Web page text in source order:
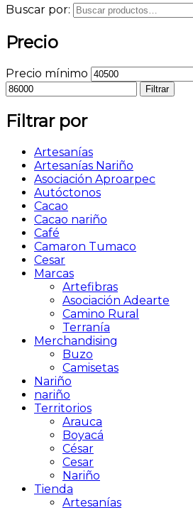
Buscar por:
Precio
Precio mínimo
Filtrar
Filtrar por
Artesanías
Artesanías Nariño
Asociación Aproarpec
Autóctonos
Cacao
Cacao nariño
Café
Camaron Tumaco
Cesar
Marcas
Artefibras
Asociación Adearte
Camino Rural
Terranía
Merchandising
Buzo
Camisetas
Nariño
nariño
Territorios
Arauca
Boyacá
César
Cesar
Nariño
Tienda
Artesanías